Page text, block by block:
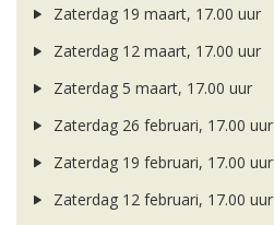
Zaterdag 19 maart, 17.00 uur
Zaterdag 12 maart, 17.00 uur
Zaterdag 5 maart, 17.00 uur
Zaterdag 26 februari, 17.00 uur
Zaterdag 19 februari, 17.00 uur
Zaterdag 12 februari, 17.00 uur